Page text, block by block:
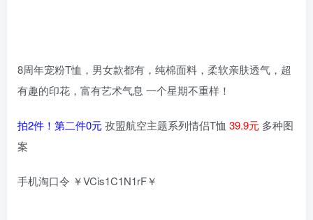
8周年宠粉T恤，男女款都有，纯棉面料，柔软亲肤透气，超
有趣的印花，富有艺术气息 一个星期不重样！
拍2件！第二件0元孜盟航空主题系列情侣T恤 39.9元 多种图
案
手机淘口令 ￥VCis1C1N1rF￥